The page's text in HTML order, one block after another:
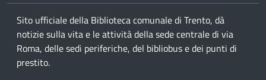
Sito ufficiale della Biblioteca comunale di Trento, dà
notizie sulla vita e le attività della sede centrale di via
Roma, delle sedi periferiche, del bibliobus e dei punti di
prestito.